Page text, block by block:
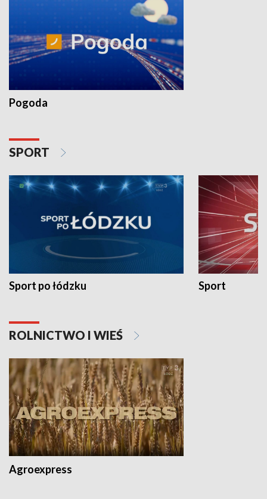
Pogoda
SPORT
Sport po łódzku Sport
ROLNICTWO I WIEŚ
Agroexpress